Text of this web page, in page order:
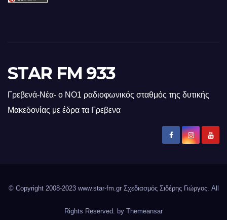
STAR FM 933
Γρεβενά-Νέα- ο ΝΟ1 ραδιοφωνικός σταθμός της δυτικής
Μακεδονίας με έδρα τα Γρεβενα
© Copyright 2008-2023 www.star-fm.gr Σχεδιασμός Σιδέρης Γιώργος. All
Rights Reserved. by Themeansar